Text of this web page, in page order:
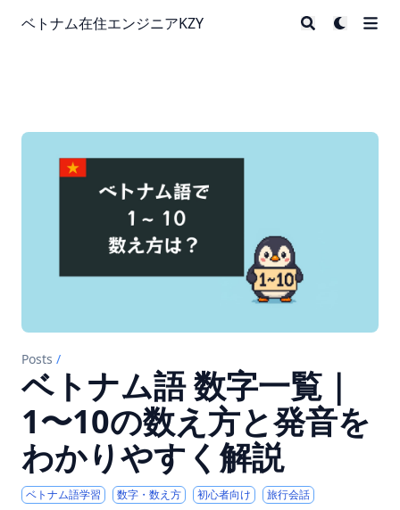
ベトナム在住エンジニアKZY
Posts /
ベトナム語 数字一覧｜
1〜10の数え方と発音を
わかりやすく解説
ベトナム語学習 数字・数え方 初心者向け
旅行会話